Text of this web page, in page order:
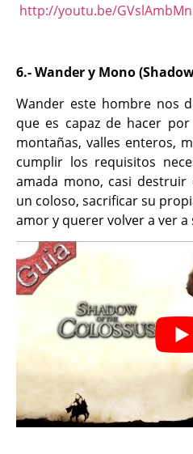
http://youtu.be/
6.- Wander y Mono
Wander este hombre nos
que es capaz de hacer
montañas, valles enteros,
cumplir los requisitos
amada mono, casi
un coloso, sacrificar su
amor y querer volver a ver a